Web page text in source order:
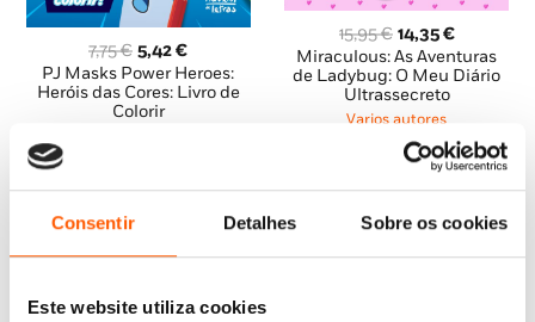
Consentir Detalhes Sobre os cookies
Este website utiliza cookies
7,75€ O
preço
original
era:
5,42€O
preço
atual
PJ Masks Power Heroes:
Heróis das Cores: Livro de
Colorir
15,95€ O
preço
original
era:
15,95 €.
14,35€O
preço
atual
Miraculous: As Aventuras
de Ladybug: O Meu Diário
Ultrassecreto
Varios autores